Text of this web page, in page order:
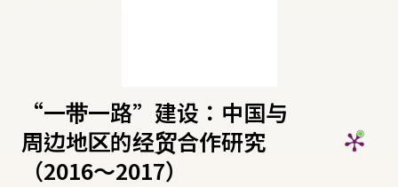
“一带一路”建设：中国与
周边地区的经贸合作研究
（2016～2017）